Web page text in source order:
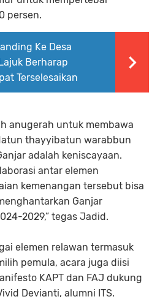
persen.
Ke Desa
Berharap
Terselesaikan
anugerah untuk membawa
thayyibatun warabbun
adalah keniscayaan.
antar elemen
kemenangan tersebut bisa
Ganjar
2029,” tegas Jadid.
elemen relawan termasuk
pemula, acara juga diisi
KAPT dan FAJ dukung
Devianti, alumni ITS.